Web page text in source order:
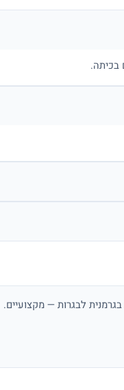
בכיתה.
לבגרות — מקצועיים.